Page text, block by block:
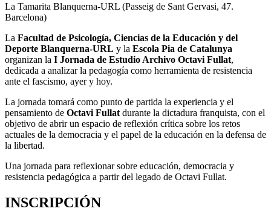
La Tamarita Blanquerna-URL (Passeig de Sant Gervasi, 47.
Barcelona)
La Facultad de Psicología, Ciencias de la Educación y del
Deporte Blanquerna-URL y la Escola Pia de Catalunya
organizan la I Jornada de Estudio Archivo Octavi Fullat,
dedicada a analizar la pedagogía como herramienta de resistencia
ante el fascismo, ayer y hoy.
La jornada tomará como punto de partida la experiencia y el
pensamiento de Octavi Fullat durante la dictadura franquista, con el
objetivo de abrir un espacio de reflexión crítica sobre los retos
actuales de la democracia y el papel de la educación en la defensa de
la libertad.
Una jornada para reflexionar sobre educación, democracia y
resistencia pedagógica a partir del legado de Octavi Fullat.
INSCRIPCIÓN